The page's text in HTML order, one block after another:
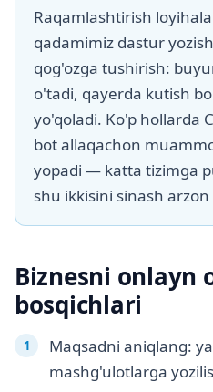
Raqamlashtirish
qadamimiz dastur
qog'ozga tushirish:
o'tadi, qayerda kutish
yo'qoladi. Ko'p hollarda
bot allaqachon
yopadi — katta tizimga
shu ikkisini sinash arzon
Biznesni onlayn
bosqichlari
Maqsadni aniqlang:
mashg'ulotlarga